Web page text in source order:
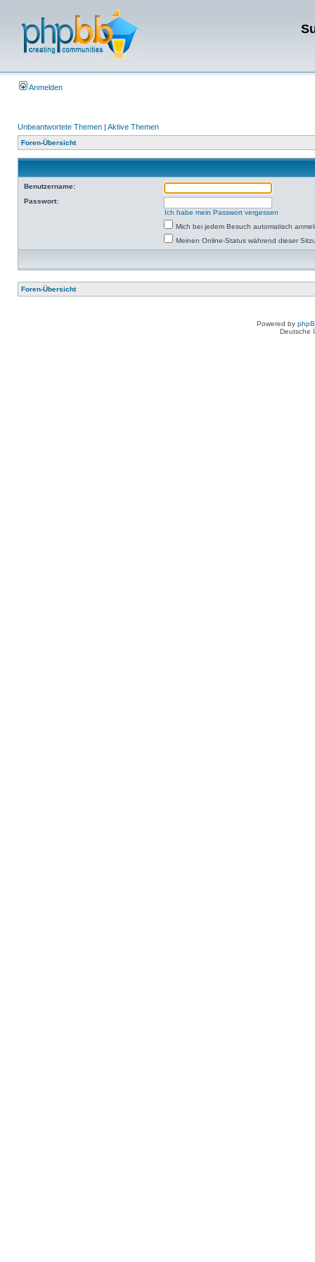
Anmelden
Unbeantwortete Themen | Aktive Themen
Foren-Übersicht
Benutzername:
Passwort:
Ich habe mein Passwort vergessen
Mich bei jedem Besuch automatisch
Meinen Online-Status während dieser
Foren-Übersicht
Powered by
Deutsche